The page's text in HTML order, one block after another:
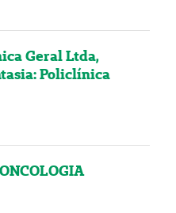
Geral Ltda,
Policlínica